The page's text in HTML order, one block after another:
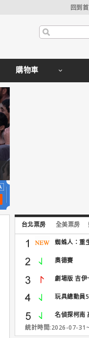
回到
購物車
台北票房 全美票房
蜘蛛人：重
奧德賽
劇場版 吉伊
玩具總動員5
名偵探柯南
統計時間:2026-07-